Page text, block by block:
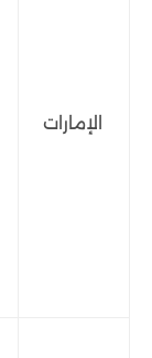
الإمارات